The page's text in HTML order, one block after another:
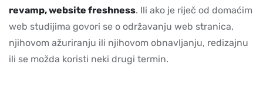
revamp, website freshness. Ili ako je riječ od domaćim
web studijima govori se o održavanju web stranica,
njihovom ažuriranju ili njihovom obnavljanju, redizajnu
ili se možda koristi neki drugi termin.